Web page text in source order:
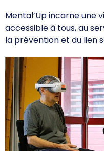
Mental’Up incarne une
accessible à tous, au
la prévention et du lien